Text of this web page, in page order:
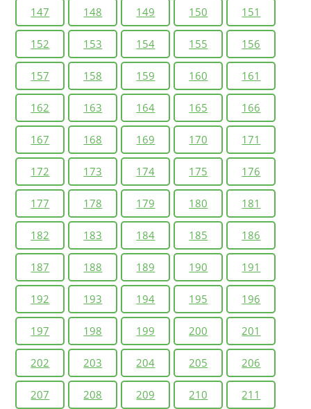
147 148 149 150 151
152 153 154 155 156
157 158 159 160 161
162 163 164 165 166
167 168 169 170 171
172 173 174 175 176
177 178 179 180 181
182 183 184 185 186
187 188 189 190 191
192 193 194 195 196
197 198 199 200 201
202 203 204 205 206
207 208 209 210 211